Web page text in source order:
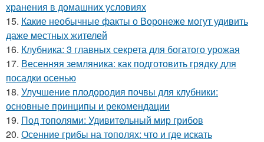
хранения в домашних условиях
15. Какие необычные факты о Воронеже могут удивить
даже местных жителей
16. Клубника: 3 главных секрета для богатого урожая
17. Весенняя земляника: как подготовить грядку для
посадки осенью
18. Улучшение плодородия почвы для клубники:
основные принципы и рекомендации
19. Под тополями: Удивительный мир грибов
20. Осенние грибы на тополях: что и где искать